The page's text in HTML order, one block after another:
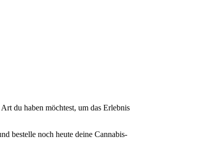
du haben möchtest, um das Erlebnis
bestelle noch heute deine Cannabis-